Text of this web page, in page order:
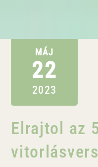
MÁJ
22
2023
Elrajtol az